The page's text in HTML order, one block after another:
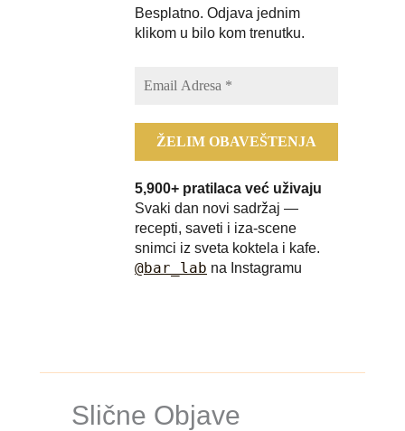
Besplatno. Odjava jednim
klikom u bilo kom trenutku.
5,900+ pratilaca već uživaju
Svaki dan novi sadržaj —
recepti, saveti i iza-scene
snimci iz sveta koktela i kafe.
@bar_lab na Instagramu
Slične Objave